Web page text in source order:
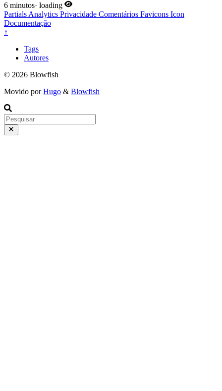
6 minutos· loading
Partials Analytics Privacidade Comentários Favicons Icon
Documentação
↑
Tags
Autores
© 2026 Blowfish
Movido porHugo & Blowfish